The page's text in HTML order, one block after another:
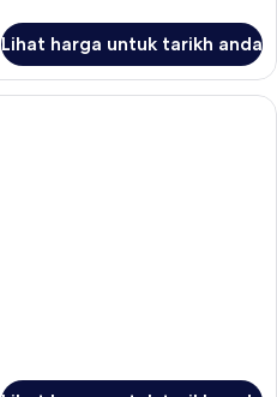
Lihat harga untuk tarikh anda
Premium Double Room | Peti besi